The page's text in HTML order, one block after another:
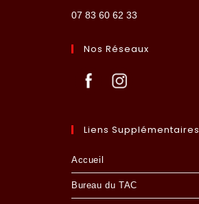
07 83 60 62 33
Nos Réseaux
Liens Supplémentaires
Accueil
Bureau du TAC